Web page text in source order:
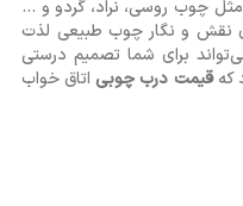
چوب روسی، نراد، گردو و ...
نقش و نگار چوب طبیعی لذت
برای شما تصمیم درستی
کهقیمت درب چوبیاتاق خواب